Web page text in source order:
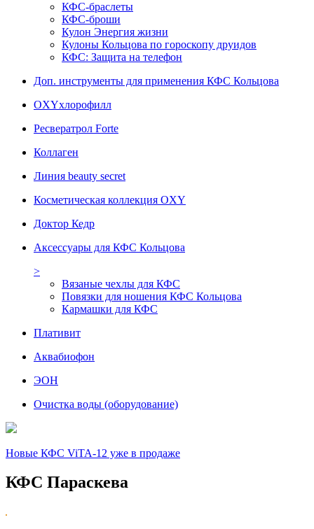
КФС-браслеты
КФС-броши
Кулон Энергия жизни
Кулоны Кольцова по гороскопу друидов
КФС: Защита на телефон
Доп. инструменты для применения КФС Кольцова
OXYхлорофилл
Ресвератрол Forte
Коллаген
Линия beauty secret
Косметическая коллекция OXY
Доктор Кедр
Аксессуары для КФС Кольцова
>
Вязаные чехлы для КФС
Повязки для ношения КФС Кольцова
Кармашки для КФС
Плативит
Аквабиофон
ЭОН
Очистка воды (оборудование)
Новые КФС ViTA-12 уже в продаже
КФС Параскева